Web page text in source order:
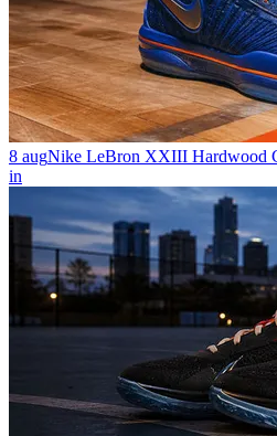
8 augNike LeBron XXIII Hardwood
in